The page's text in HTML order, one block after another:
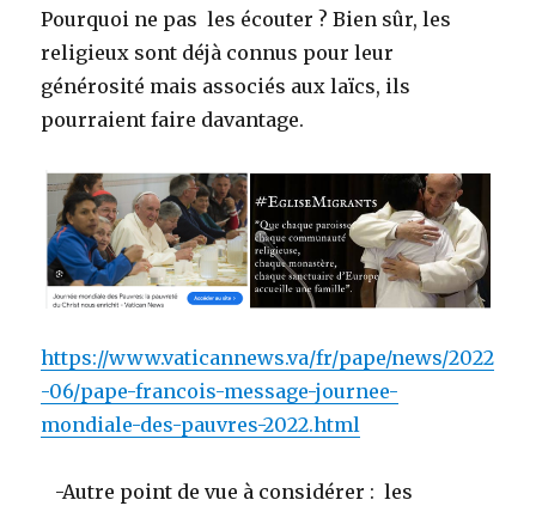
Pourquoi ne pas les écouter ? Bien sûr, les
religieux sont déjà connus pour leur
générosité mais associés aux laïcs, ils
pourraient faire davantage.
https://www.vaticannews.va/fr/pape/news/2022
-06/pape-francois-message-journee-
mondiale-des-pauvres-2022.html
-Autre point de vue à considérer : les